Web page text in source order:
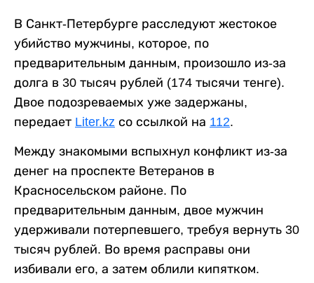
В Санкт-Петербурге расследуют жестокое
убийство мужчины, которое, по
предварительным данным, произошло из-за
долга в 30 тысяч рублей (174 тысячи тенге).
Двое подозреваемых уже задержаны,
передает Liter.kz со ссылкой на 112.
Между знакомыми вспыхнул конфликт из-за
денег на проспекте Ветеранов в
Красносельском районе. По
предварительным данным, двое мужчин
удерживали потерпевшего, требуя вернуть 30
тысяч рублей. Во время расправы они
избивали его, а затем облили кипятком.